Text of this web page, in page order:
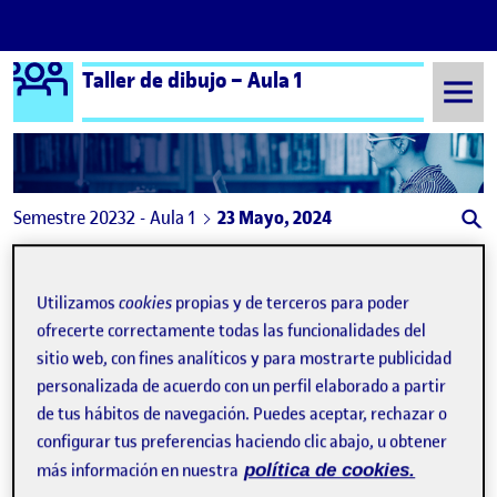
Saltar al contenido
Logo Ágora
Taller de dibujo – Aula 1
Semestre 20232 - Aula 1 23 Mayo, 2024
Publicado porPEC 4. Entrega Parcial.
Publicado por
Lidia Domínguez Pacheco
Visibilidad:
Pública- Fecha de publicación
23 May 2024- comentarioen PEC 4. Entrega Parcial.
Utilizamoscookies propias y de terceros para poder
ofrecerte correctamente todas las funcionalidades del
sitio web, con fines analíticos y para mostrarte publicidad
personalizada de acuerdo con un perfil elaborado a partir
de tus hábitos de navegación. Puedes aceptar, rechazar o
configurar tus preferencias haciendo clic abajo, u obtener
más información en nuestra política de cookies.